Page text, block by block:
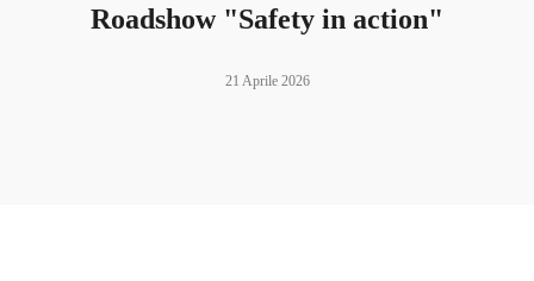
Roadshow "Safety in action"
21 Aprile 2026